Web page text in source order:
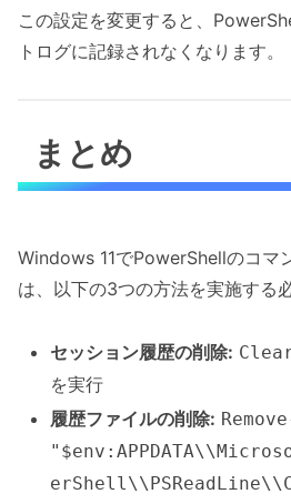
この設定を変更すると、
トログに記録されなくなります。
まとめ
Windows 11でPowerShellのコマ
は、以下の3つの方法を実施する
セッション履歴の削除:
を実行
履歴ファイルの削除: